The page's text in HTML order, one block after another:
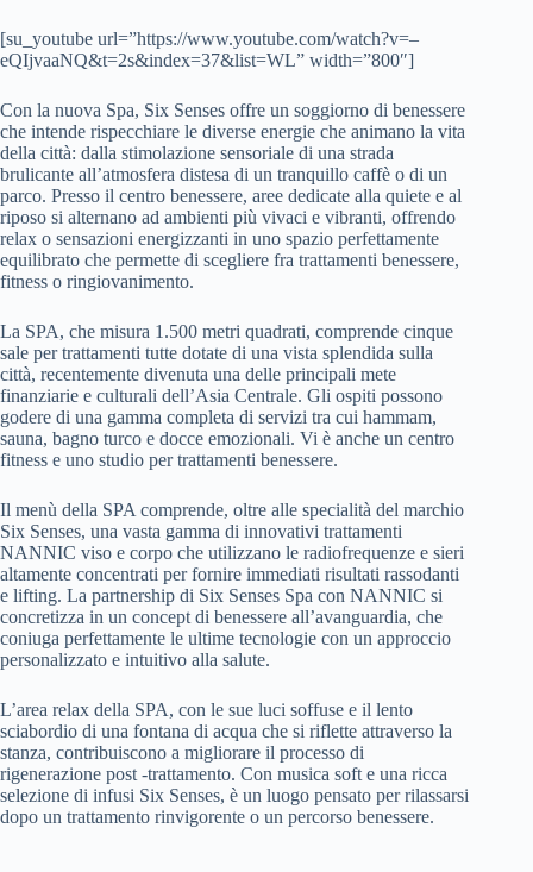
[su_youtube url=”https://www.youtube.com/watch?v=–
eQIjvaaNQ&t=2s&index=37&list=WL” width=”800″]
Con la nuova Spa, Six Senses offre un soggiorno di benessere
che intende rispecchiare le diverse energie che animano la vita
della città: dalla stimolazione sensoriale di una strada
brulicante all’atmosfera distesa di un tranquillo caffè o di un
parco. Presso il centro benessere, aree dedicate alla quiete e al
riposo si alternano ad ambienti più vivaci e vibranti, offrendo
relax o sensazioni energizzanti in uno spazio perfettamente
equilibrato che permette di scegliere fra trattamenti benessere,
fitness o ringiovanimento.
La SPA, che misura 1.500 metri quadrati, comprende cinque
sale per trattamenti tutte dotate di una vista splendida sulla
città, recentemente divenuta una delle principali mete
finanziarie e culturali dell’Asia Centrale. Gli ospiti possono
godere di una gamma completa di servizi tra cui hammam,
sauna, bagno turco e docce emozionali. Vi è anche un centro
fitness e uno studio per trattamenti benessere.
Il menù della SPA comprende, oltre alle specialità del marchio
Six Senses, una vasta gamma di innovativi trattamenti
NANNIC viso e corpo che utilizzano le radiofrequenze e sieri
altamente concentrati per fornire immediati risultati rassodanti
e lifting. La partnership di Six Senses Spa con NANNIC si
concretizza in un concept di benessere all’avanguardia, che
coniuga perfettamente le ultime tecnologie con un approccio
personalizzato e intuitivo alla salute.
L’area relax della SPA, con le sue luci soffuse e il lento
sciabordio di una fontana di acqua che si riflette attraverso la
stanza, contribuiscono a migliorare il processo di
rigenerazione post -trattamento. Con musica soft e una ricca
selezione di infusi Six Senses, è un luogo pensato per rilassarsi
dopo un trattamento rinvigorente o un percorso benessere.